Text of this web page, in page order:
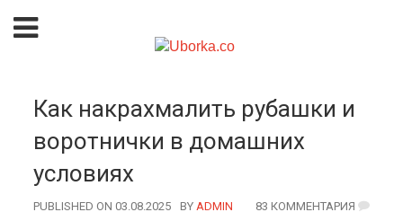
Как накрахмалить рубашки и
воротнички в домашних
условиях
PUBLISHED ON 03.08.2025 BY AUTHOR
ADMIN 83 КОММЕНТАРИЯ